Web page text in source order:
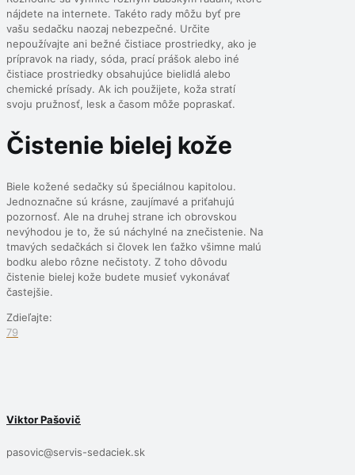
nájdete na internete. Takéto rady môžu byť pre
vašu sedačku naozaj nebezpečné. Určite
nepoužívajte ani bežné čistiace prostriedky, ako je
prípravok na riady, sóda, prací prášok alebo iné
čistiace prostriedky obsahujúce bielidlá alebo
chemické prísady. Ak ich použijete, koža stratí
svoju pružnosť, lesk a časom môže popraskať.
Čistenie bielej kože
Biele kožené sedačky sú špeciálnou kapitolou.
Jednoznačne sú krásne, zaujímavé a priťahujú
pozornosť. Ale na druhej strane ich obrovskou
nevýhodou je to, že sú náchylné na znečistenie. Na
tmavých sedačkách si človek len ťažko všimne malú
bodku alebo rôzne nečistoty. Z toho dôvodu
čistenie bielej kože budete musieť vykonávať
častejšie.
Zdieľajte:
79
Viktor Pašovič
pasovic@servis-sedaciek.sk